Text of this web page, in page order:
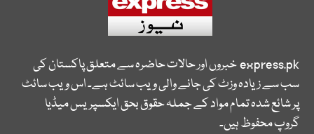
express.pkخبروں اور حالات حاضرہ سے متعلق پاکستان کی
سب سے زیادہ وزٹ کی جانے والی ویب سائٹ ہے۔ اس ویب سائٹ
پر شائع شدہ تمام مواد کے جملہ حقوق بحق ایکسپریس میڈیا
گروپ محفوظ ہیں۔